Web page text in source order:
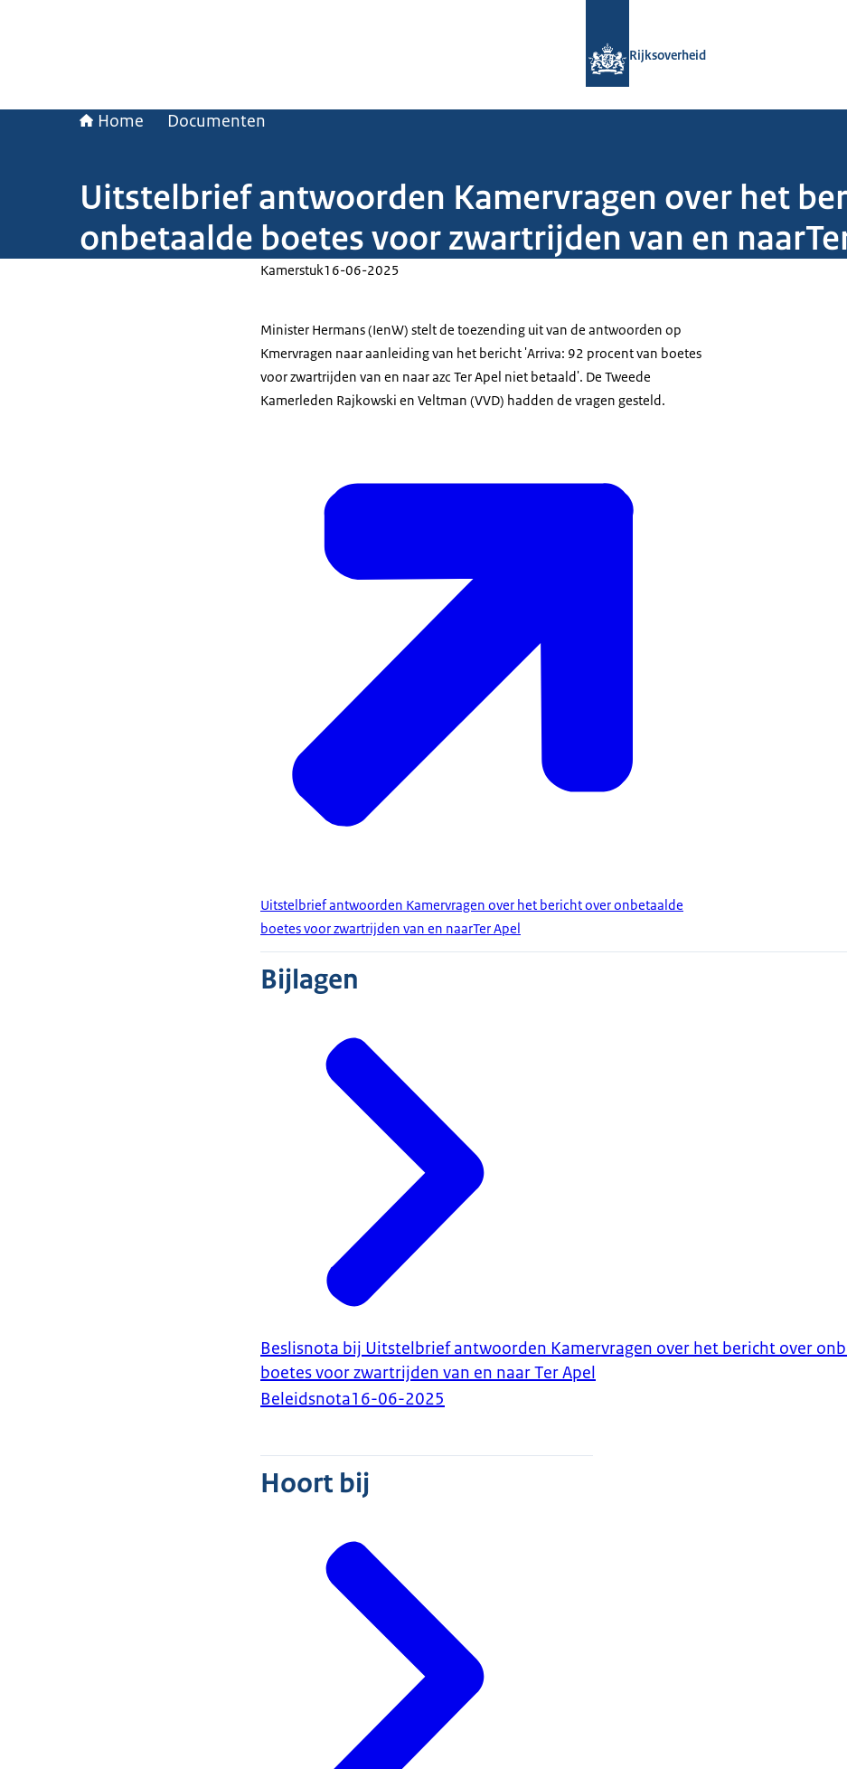
Rijksoverheid
Home Documenten
Uitstelbrief antwoorden Kamervragen over het
onbetaalde boetes voor zwartrijden van en
Kamerstuk16-06-2025
Minister Hermans (IenW) stelt de toezending uit van de antwoorden op
Kmervragen naar aanleiding van het bericht 'Arriva: 92 procent van boetes
voor zwartrijden van en naar azc Ter Apel niet betaald'. De Tweede
Kamerleden Rajkowski en Veltman (VVD) hadden de vragen gesteld.
Uitstelbrief antwoorden Kamervragen over het bericht over onbetaalde
boetes voor zwartrijden van en naarTer Apel
Bijlagen
Beslisnota bij Uitstelbrief antwoorden Kamervragen over het bericht over
boetes voor zwartrijden van en naar Ter Apel
Beleidsnota16-06-2025
Hoort bij